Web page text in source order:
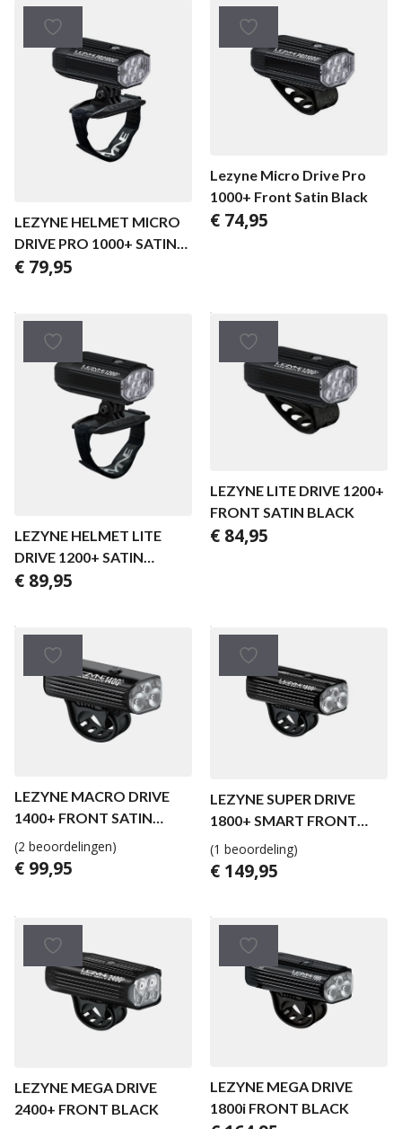
LEZYNE HELMET MICRO
DRIVE PRO 1000+ SATIN
BLACK
€ 79,95
Lezyne Micro Drive Pro
1000+ Front Satin Black
€ 74,95
LEZYNE HELMET LITE
DRIVE 1200+ SATIN
BLACK
€ 89,95
LEZYNE LITE DRIVE 1200+
FRONT SATIN BLACK
€ 84,95
LEZYNE MACRO DRIVE
1400+ FRONT SATIN
BLACK
(2 beoordelingen)
€ 99,95
LEZYNE SUPER DRIVE
1800+ SMART FRONT
BLACK
(1 beoordeling)
€ 149,95
LEZYNE MEGA DRIVE
2400+ FRONT BLACK
LEZYNE MEGA DRIVE
1800i FRONT BLACK